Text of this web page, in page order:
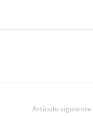
Artículo siguiente